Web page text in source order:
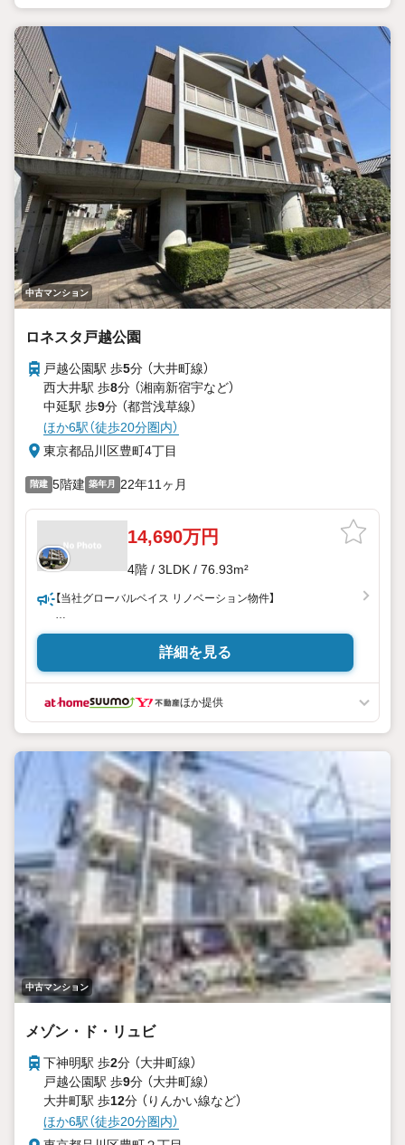
中古マンション
ロネスタ戸越公園
戸越公園駅 歩5分 （大井町線）
西大井駅 歩8分 （湘南新宿宇など）
中延駅 歩9分 （都営浅草線）
ほか6駅（徒歩20分圏内）
東京都品川区豊町4丁目
階建 5階建 築年月 22年11ヶ月
14,690万円
4階 / 3LDK / 76.93m²
【当社グローバルベイス リノベーション物件】
/
空室・見学予約受付中！
生活に便利な住環境
■オオゼキ戸越六丁目店…徒歩4分
■戸越公園…徒歩8分
■東急ストアフードステーション戸越公園店…徒歩5分
■3方角部屋につき陽当たり・眺望良好
■専有面積約76.93m2・ゆとりのある3LDK
■給水管・給湯管に至るまで新規交換
■LDに床暖房
■2匹までペット飼育可（規約有・共用部にペットの足洗い場
■住友グループの安心管理
-Daigasグループのグローバルベイス-
リノベーションマンション累計6000戸の供給実績！
多くの物件調達・リノベーション実績で培ったノウハウをも
とに、お客さまの理想の暮らしにあった物件をご紹介いたし
ます。
グローバルベイスは、持続可能な社会を実現するために進化
を続けるDaigasグループの一員です。
詳細を見る
ほか提供
中古マンション
メゾン・ド・リュビ
下神明駅 歩2分 （大井町線）
戸越公園駅 歩9分 （大井町線）
大井町駅 歩12分 （りんかい線など）
ほか6駅（徒歩20分圏内）